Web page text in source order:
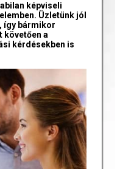
képviseli
Üzletünk jól
így bármikor
követően a
kérdésekben is